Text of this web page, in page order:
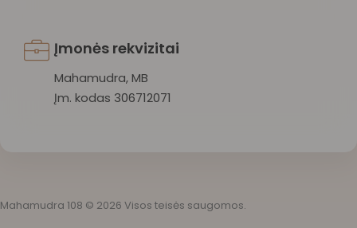
Įmonės rekvizitai
Mahamudra, MB
Įm. kodas 306712071
Mahamudra 108 © 2026 Visos teisės saugomos.